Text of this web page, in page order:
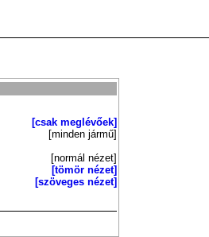
[csak meglévőek]
[minden jármű]
[normál nézet]
[tömör nézet]
[szöveges nézet]